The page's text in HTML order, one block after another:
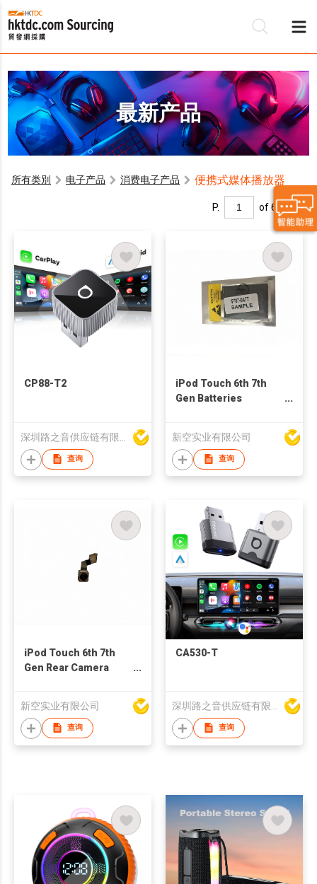
最新产品
所有类別 电子产品 消费电子产品 便携式媒体播放器
P. of 6
CP88-T2
查询
iPod Touch 6th 7th
Gen Batteries
新空实业有限公司
查询
iPod Touch 6th 7th
Gen Rear Camera
新空实业有限公司
查询
CA530-T
查询